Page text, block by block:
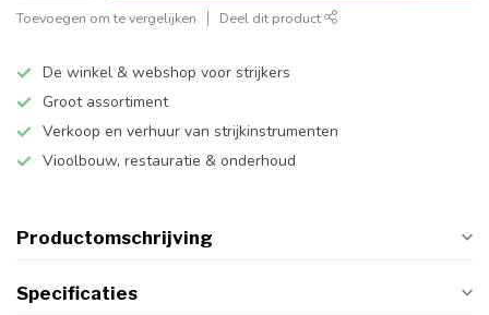
Toevoegen om te vergelijken Deel dit product
De winkel & webshop voor strijkers
Groot assortiment
Verkoop en verhuur van strijkinstrumenten
Vioolbouw, restauratie & onderhoud
Productomschrijving
Specificaties